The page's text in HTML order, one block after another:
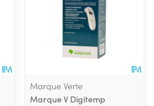
Marque Verte
Marque V Digitemp